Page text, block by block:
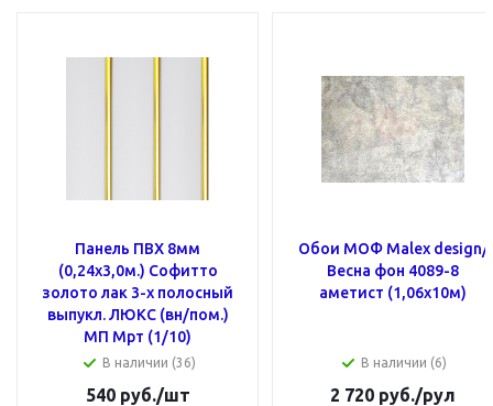
Панель ПВХ 8мм
(0,24x3,0м.) Cофитто
золото лак 3-х полосный
выпукл. ЛЮКС (вн/пом.)
МП Мрт (1/10)
В наличии (36)
540руб./шт
Обои МОФ Malex design/
Весна фон 4089-8
аметист (1,06х10м)
В наличии (6)
2 720 руб./рул